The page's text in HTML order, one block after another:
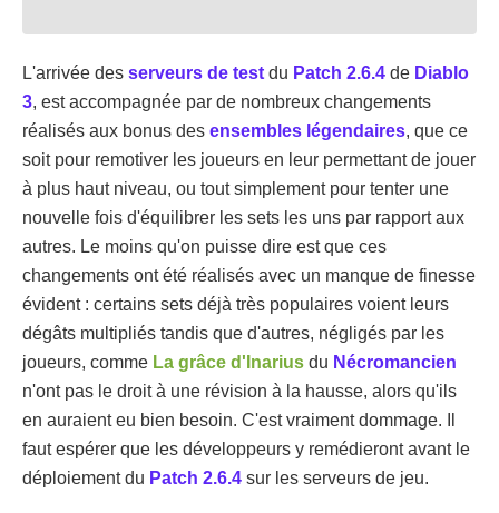
L'arrivée des serveurs de test du Patch 2.6.4 de Diablo
3, est accompagnée par de nombreux changements
réalisés aux bonus des ensembles légendaires, que ce
soit pour remotiver les joueurs en leur permettant de jouer
à plus haut niveau, ou tout simplement pour tenter une
nouvelle fois d'équilibrer les sets les uns par rapport aux
autres. Le moins qu'on puisse dire est que ces
changements ont été réalisés avec un manque de finesse
évident : certains sets déjà très populaires voient leurs
dégâts multipliés tandis que d'autres, négligés par les
joueurs, comme La grâce d'Inarius du Nécromancien
n'ont pas le droit à une révision à la hausse, alors qu'ils
en auraient eu bien besoin. C'est vraiment dommage. Il
faut espérer que les développeurs y remédieront avant le
déploiement du Patch 2.6.4 sur les serveurs de jeu.